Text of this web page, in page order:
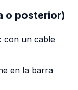
o posterior)
con un cable
en la barra